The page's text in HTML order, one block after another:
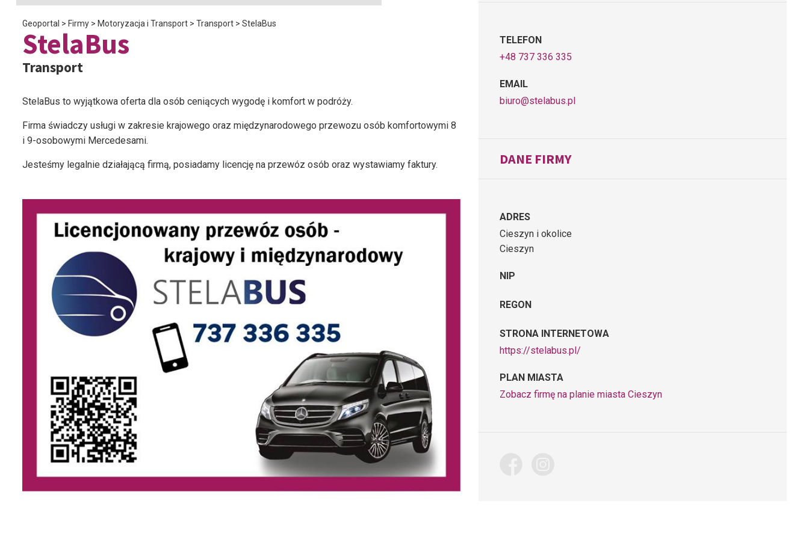
Geoportal > Firmy > Motoryzacja i Transport > Transport > StelaBus
StelaBus
Transport
StelaBus to wyjątkowa oferta dla osób ceniących wygodę i komfort w podróży.
Firma świadczy usługi w zakresie krajowego oraz międzynarodowego przewozu osób komfortowymi 8
i 9-osobowymi Mercedesami.
Jesteśmy legalnie działającą firmą, posiadamy licencję na przewóz osób oraz wystawiamy faktury.
TELEFON
+48 737 336 335
EMAIL
biuro@stelabus.pl
DANE FIRMY
ADRES
Cieszyn i okolice
Cieszyn
NIP
REGON
STRONA INTERNETOWA
https://stelabus.pl/
PLAN MIASTA
Zobacz firmę na planie miasta Cieszyn